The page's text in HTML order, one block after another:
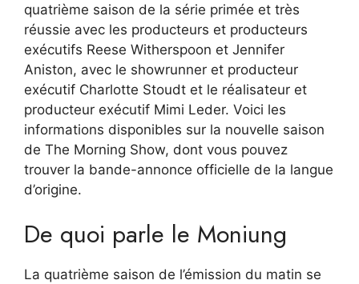
quatrième saison de la série primée et très
réussie avec les producteurs et producteurs
exécutifs Reese Witherspoon et Jennifer
Aniston, avec le showrunner et producteur
exécutif Charlotte Stoudt et le réalisateur et
producteur exécutif Mimi Leder. Voici les
informations disponibles sur la nouvelle saison
de The Morning Show, dont vous pouvez
trouver la bande-annonce officielle de la langue
d’origine.
De quoi parle le Moniung
La quatrième saison de l’émission du matin se